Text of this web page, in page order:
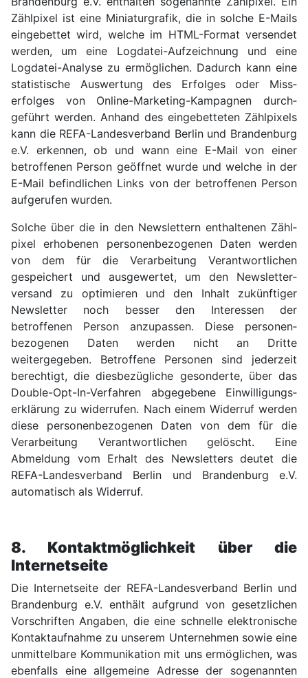
Zählpixel ist eine Miniatur­grafik, die in solche E-Mails
eingebettet wird, welche im HTML-Format versendet
werden, um eine Logdatei-Aufzeich­nung und eine
Logdatei-Analyse zu ermög­li­chen. Dadurch kann eine
sta­tistische Aus­wertung des Erfolges oder Miss­
erfolges von Online-Marketing-Kampagnen durch­
geführt werden. Anhand des eingebetteten Zählpixels
kann die REFA-Landes­verband Berlin und Branden­burg
e.V. erkennen, ob und wann eine E-Mail von einer
betroffenen Person geöffnet wurde und welche in der
E-Mail befindlichen Links von der betroffenen Person
aufgerufen wurden.
Solche über die in den News­lettern enthaltenen Zähl­
pixel erhobenen personen­bezogenen Daten werden
von dem für die Verarbei­tung Verant­wortlichen
gespeichert und ausgewertet, um den News­letter­
versand zu optimieren und den Inhalt zukünftiger
News­letter noch besser den Interessen der
betroffenen Person anzupassen. Diese personen­
bezogenen Daten werden nicht an Dritte
weitergegeben. Betroffene Personen sind jederzeit
berechtigt, die dies­bezügliche gesonderte, über das
Double-Opt-In-Verfahren abgegebene Ein­willi­gungs­
erklärung zu widerrufen. Nach einem Wider­ruf werden
diese personen­bezogenen Daten von dem für die
Verarbei­tung Verant­wortlichen gelöscht. Eine
Abmeldung vom Erhalt des News­letters deutet die
REFA-Landes­verband Berlin und Branden­burg e.V.
automatisch als Wider­ruf.
8. Kontakt­möglichkeit über die
Internet­seite
Die Internet­seite der REFA-Landes­verband Berlin und
Branden­burg e.V. enthält aufgrund von gesetz­lichen
Vor­schriften Angaben, die eine schnelle elektro­nische
Kontakt­aufnahme zu unserem Unter­nehmen sowie eine
unmittel­bare Kommuni­kation mit uns ermöglichen, was
ebenfalls eine allgemeine Adresse der sogenannten